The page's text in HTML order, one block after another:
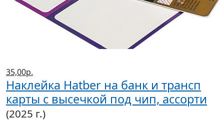
35,00р.
Наклейка Hatber на банк и трансп
карты с высечкой под чип, ассорти
(2025 г.)